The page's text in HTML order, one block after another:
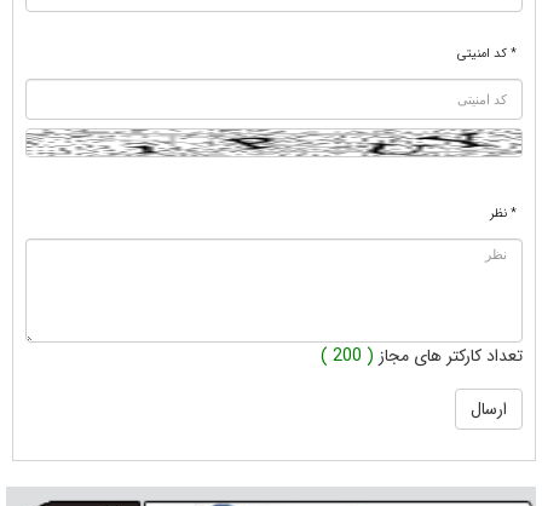
* کد امنیتی
* نظر
تعداد کارکتر های مجاز ( 200 )